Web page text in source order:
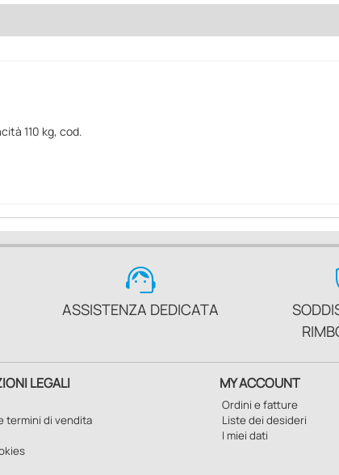
110 kg, cod.
support_agent
ASSISTENZA DEDICATA
LEGALI
termini di vendita
MY ACCOUNT
Ordini e fatture
Liste dei desideri
I miei dati